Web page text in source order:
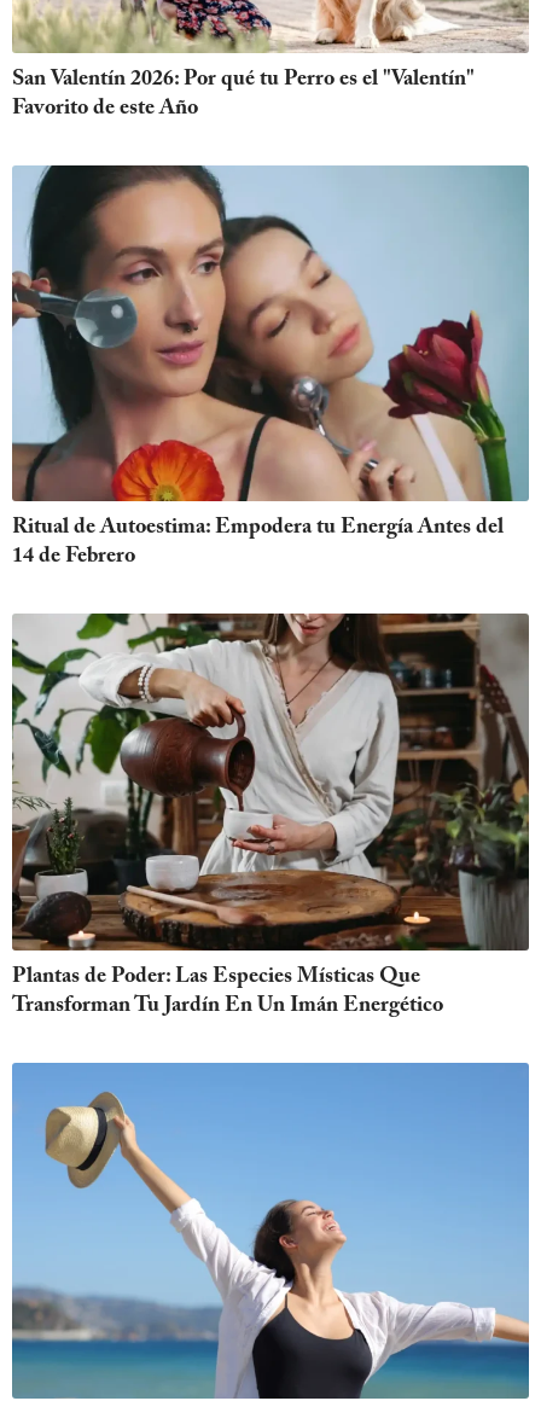
San Valentín 2026: Por qué tu Perro es el "Valentín"
Favorito de este Año
Ritual de Autoestima: Empodera tu Energía Antes del
14 de Febrero
Plantas de Poder: Las Especies Místicas Que
Transforman Tu Jardín En Un Imán Energético